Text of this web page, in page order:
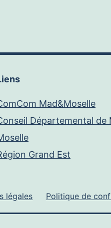
Mad&Moselle
Départemental de
Grand Est
légales Politique de